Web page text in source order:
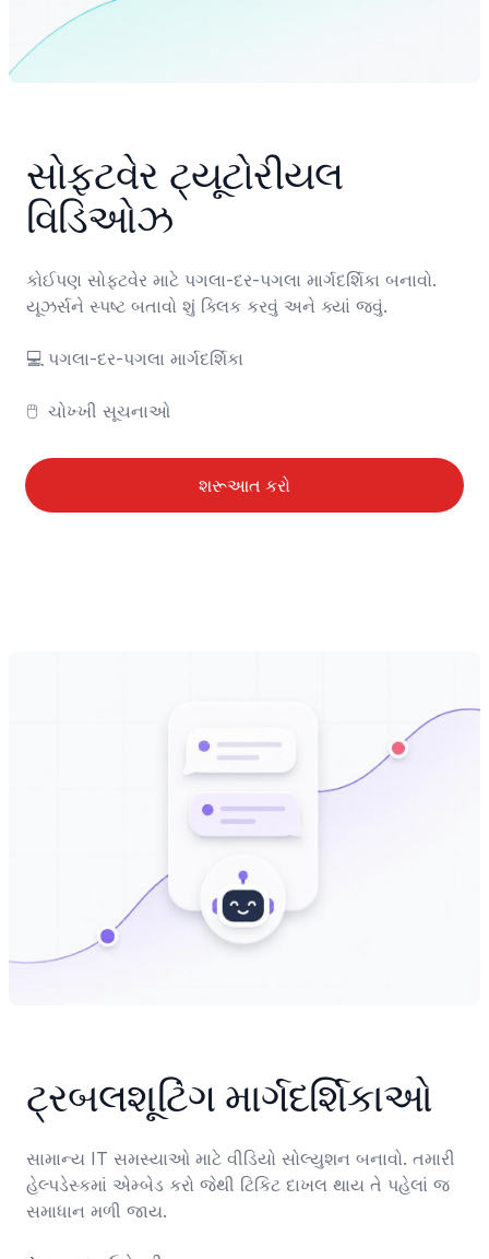
સોફ્ટવેર ટ્યૂટોરીયલ
વિડિઓઝ
કોઈપણ સોફ્ટવેર માટે પગલા-દર-પગલા માર્ગદર્શિકા બનાવો.
યૂઝર્સને સ્પષ્ટ બતાવો શું ક્લિક કરવું અને ક્યાં જવું.
💻	પગલા-દર-પગલા માર્ગદર્શિકા
🖱️	ચોખ્ખી સૂચનાઓ
શરૂઆત કરો
ટ્રબલશૂટિંગ માર્ગદર્શિકાઓ
સામાન્ય IT સમસ્યાઓ માટે વીડિયો સોલ્યુશન બનાવો. તમારી
હેલ્પડેસ્કમાં એમ્બેડ કરો જેથી ટિકિટ દાખલ થાય તે પહેલાં જ
સમાધાન મળી જાય.